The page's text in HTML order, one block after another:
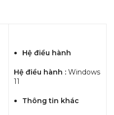
Hệ điều hành
Hệ điều hành : Windows
11
Thông tin khác